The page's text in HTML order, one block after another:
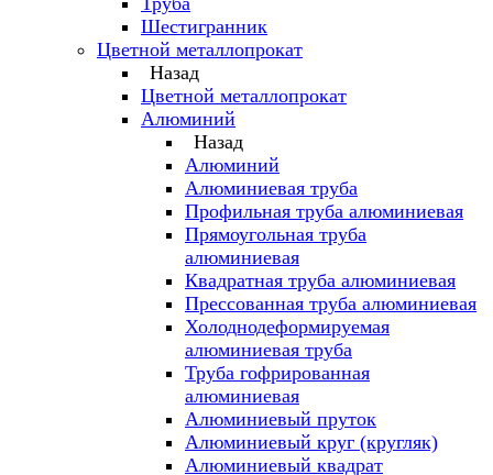
Шестигранник
Цветной металлопрокат
Назад
Цветной металлопрокат
Алюминий
Назад
Алюминий
Алюминиевая труба
Профильная труба алюминиевая
Прямоугольная труба
алюминиевая
Квадратная труба алюминиевая
Прессованная труба алюминиевая
Холоднодеформируемая
алюминиевая труба
Труба гофрированная
алюминиевая
Алюминиевый пруток
Алюминиевый круг (кругляк)
Алюминиевый квадрат